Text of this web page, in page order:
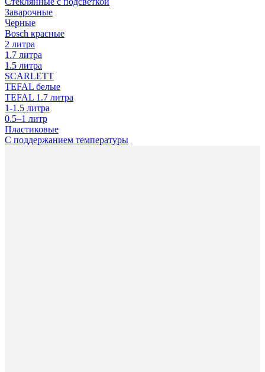
Заварочные
Черные
Bosch красные
2 литра
1.7 литра
1.5 литра
SCARLETT
TEFAL белые
TEFAL 1.7 литра
1-1.5 литра
0.5–1 литр
Пластиковые
С поддержанием температуры